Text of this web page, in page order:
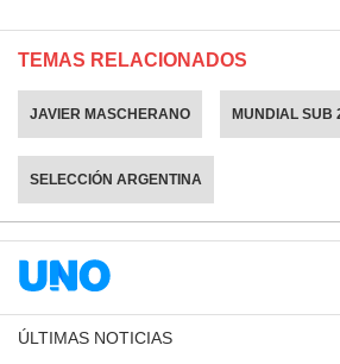
TEMAS RELACIONADOS
JAVIER MASCHERANO MUNDIAL SUB
SELECCIÓN ARGENTINA
ÚLTIMAS NOTICIAS